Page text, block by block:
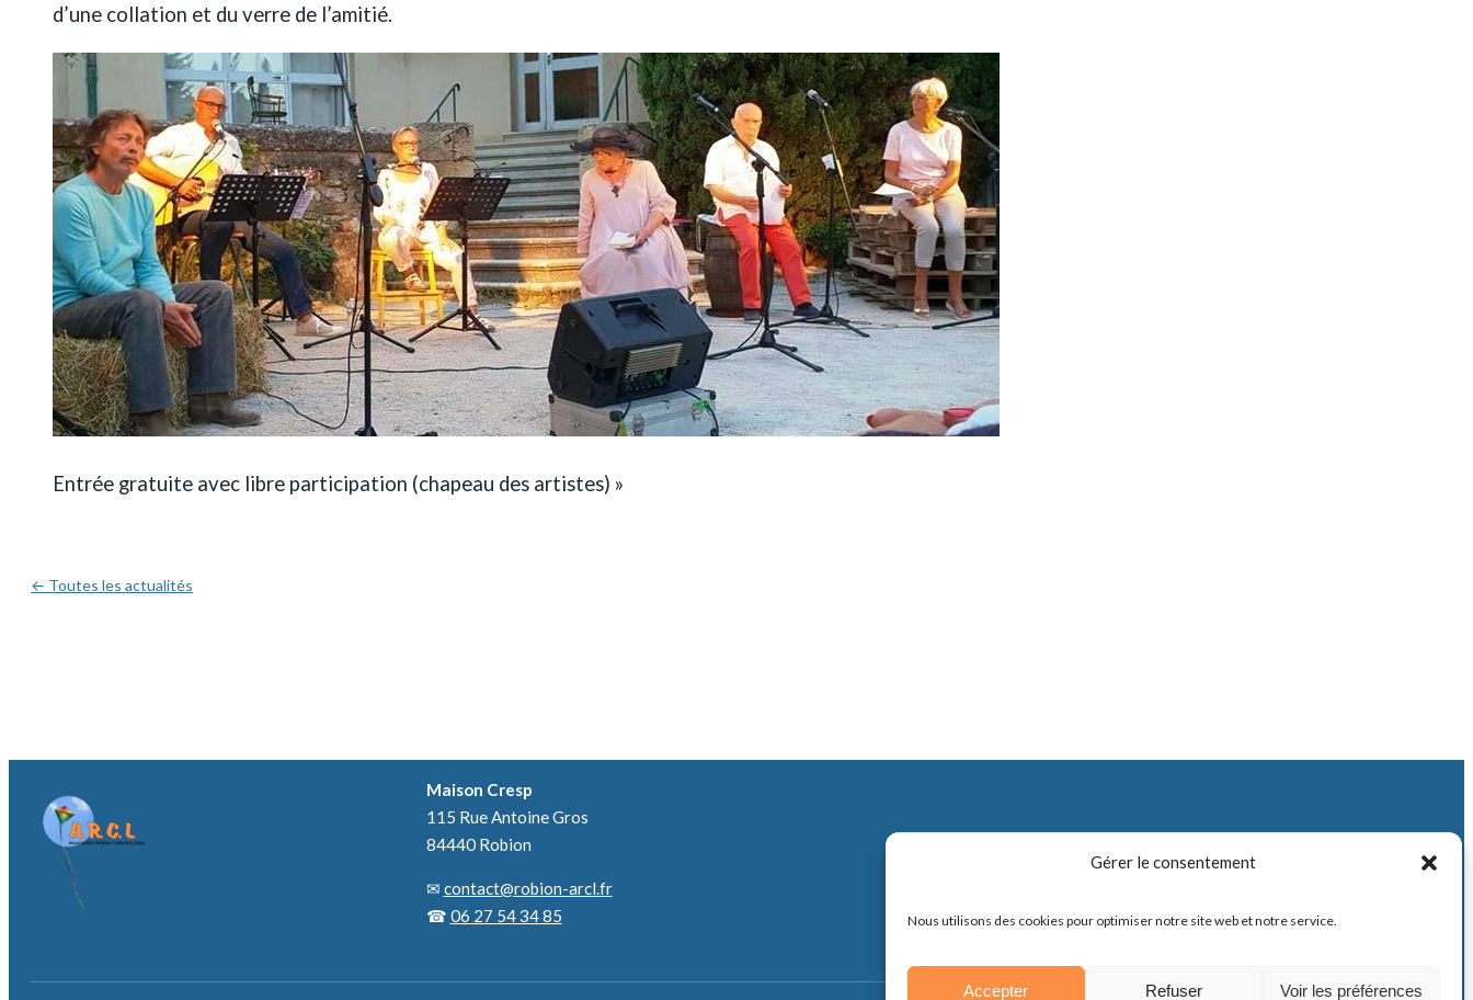
Gérer le consentement
Nous utilisons des cookies pour optimiser notre site web et notre service.
Accepter Refuser Voir les préférences
d’une collation et du verre de l’amitié.
Entrée gratuite avec libre participation (chapeau des artistes) »
← Toutes les actualités
Maison Cresp
115 Rue Antoine Gros
84440 Robion
✉ contact@robion-arcl.fr
☎ 06 27 54 34 85